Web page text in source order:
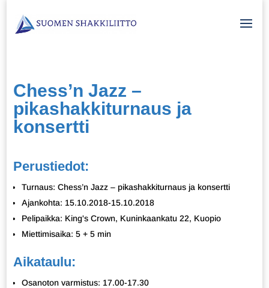
Chess’n Jazz –
pikashakkiturnaus ja
konsertti
Perustiedot:
Turnaus: Chess’n Jazz – pikashakkiturnaus ja konsertti
Ajankohta: 15.10.2018-15.10.2018
Pelipaikka: King's Crown, Kuninkaankatu 22, Kuopio
Miettimisaika: 5 + 5 min
Aikataulu:
Osanoton varmistus: 17.00-17.30